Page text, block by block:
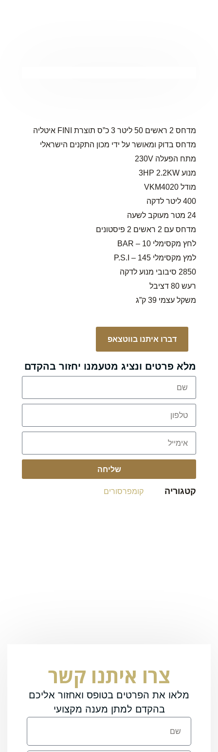
מדחס 2 ראשים 50 ליטר 3 כ”ס תוצרת FINI איטליה
מדחס בדוק ומאושר על ידי מכון התקנים הישראלי
מתח הפעלה 230V
מנוע 3HP 2.2KW
מודל VKM4020
400 ליטר לדקה
24 מטר מעוקב לשעה
מדחס עם 2 ראשים 2 פיסטונים
לחץ מקסימלי 10 – BAR
למץ מקסימלי 145 – P.S.I
2850 סיבובי מנוע לדקה
רעש 80 דציבל
משקל עצמי 39 ק”ג
דברו איתנו בווטצאפ
מלא פרטים ונציג מטעמנו יחזור בהקדם
שליחה
קטגוריה קומפרסורים
צרו איתנו קשר
מלאו את הפרטים בטופס ואחזור אליכם
בהקדם למתן מענה מקצועי